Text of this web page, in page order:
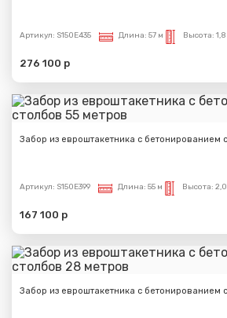
Артикул: S150E435 Длина: 57 м Высота:
276 100 р
Забор из евроштакетника с бетонированием
Артикул: S150E399 Длина: 55 м Высота:
167 100 р
Забор из евроштакетника с бетонированием